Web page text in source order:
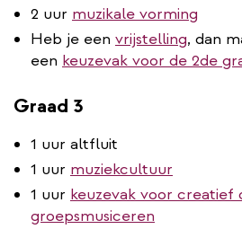
2 uur muzikale vorming
Heb je een vrijstelling, dan
een keuzevak voor de 2de
Graad 3
1 uur altfluit
1 uur muziekcultuur
1 uur keuzevak voor creatief
groepsmusiceren